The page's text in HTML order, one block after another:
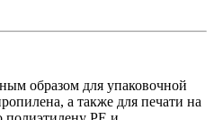
образом для упаковочной
а также для печати на